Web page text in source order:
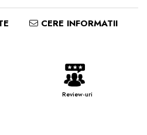
CERE INFORMATII
Review-uri